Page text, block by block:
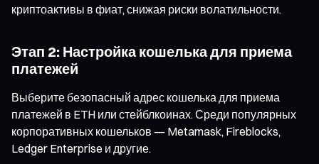
криптоактивы в фиат, снижая риски волатильности.
Этап 2: Настройка кошелька для приема
платежей
Выберите безопасный адрес кошелька для приема
платежей в ETH или стейблкоинах. Среди популярных
корпоративных кошельков — Metamask, Fireblocks,
Ledger Enterprise и другие.